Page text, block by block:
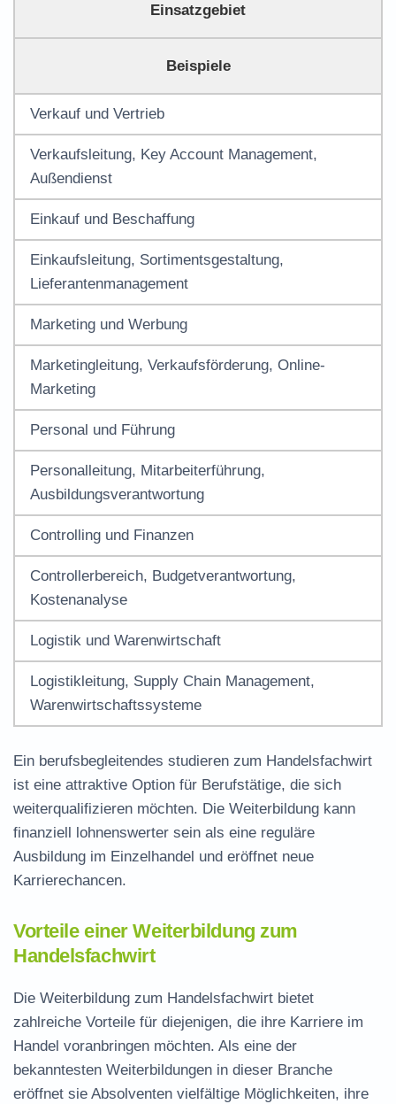
Einsatzgebiet
Beispiele
Verkauf und Vertrieb
Verkaufsleitung, Key Account Management,
Außendienst
Einkauf und Beschaffung
Einkaufsleitung, Sortimentsgestaltung,
Lieferantenmanagement
Marketing und Werbung
Marketingleitung, Verkaufsförderung, Online-
Marketing
Personal und Führung
Personalleitung, Mitarbeiterführung,
Ausbildungsverantwortung
Controlling und Finanzen
Controllerbereich, Budgetverantwortung,
Kostenanalyse
Logistik und Warenwirtschaft
Logistikleitung, Supply Chain Management,
Warenwirtschaftssysteme
Ein berufsbegleitendes studieren zum Handelsfachwirt
ist eine attraktive Option für Berufstätige, die sich
weiterqualifizieren möchten. Die Weiterbildung kann
finanziell lohnenswerter sein als eine reguläre
Ausbildung im Einzelhandel und eröffnet neue
Karrierechancen.
Vorteile einer Weiterbildung zum
Handelsfachwirt
Die Weiterbildung zum Handelsfachwirt bietet
zahlreiche Vorteile für diejenigen, die ihre Karriere im
Handel voranbringen möchten. Als eine der
bekanntesten Weiterbildungen in dieser Branche
eröffnet sie Absolventen vielfältige Möglichkeiten, ihre